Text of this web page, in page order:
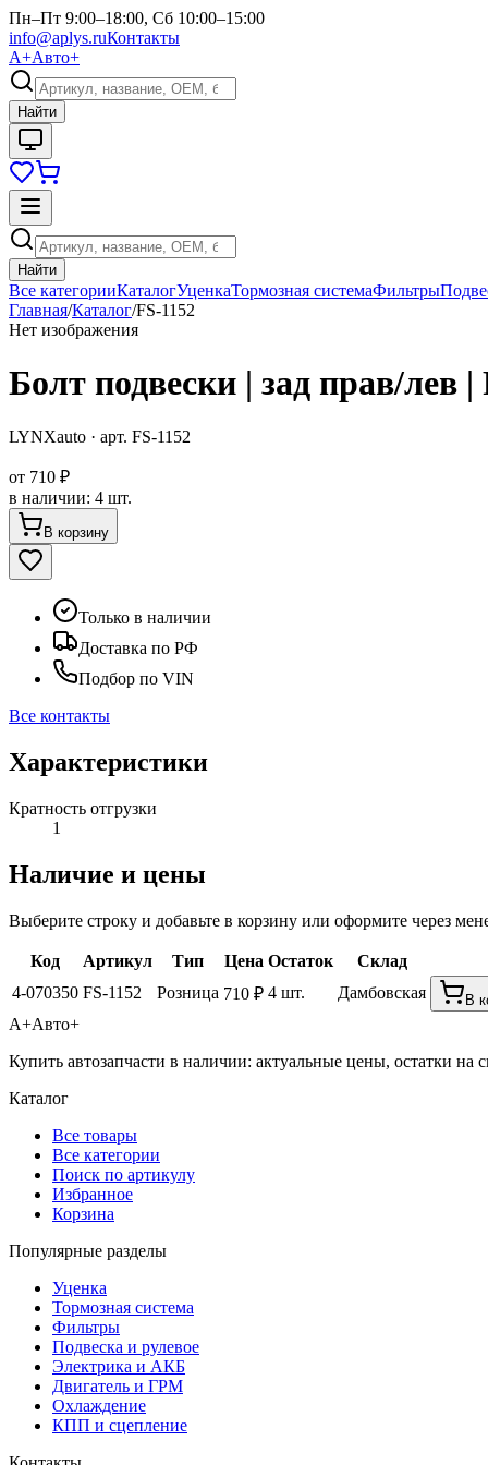
Пн–Пт 9:00–18:00, Сб 10:00–15:00
info@aplys.ruКонтакты
А+Авто+
Найти
Найти
Все категорииКаталогУценкаТормозная системаФильтры
Главная/Каталог/FS-1152
Нет изображения
Болт подвески | зад прав/лев |
LYNXauto · арт. FS-1152
от 710 ₽
в наличии: 4 шт.
В корзину
Только в наличии
Доставка по РФ
Подбор по VIN
Все контакты
Характеристики
Кратность отгрузки
1
Наличие и цены
Выберите строку и добавьте в корзину или оформите через
Код Артикул Тип Цена Остаток
Склад
4-070350 FS-1152 Розница 710 ₽ 4 шт. Дамбовская В
А+Авто+
Купить автозапчасти в наличии: актуальные цены, остатки
Каталог
Все товары
Все категории
Поиск по артикулу
Избранное
Корзина
Популярные разделы
Уценка
Тормозная система
Фильтры
Подвеска и рулевое
Электрика и АКБ
Двигатель и ГРМ
Охлаждение
КПП и сцепление